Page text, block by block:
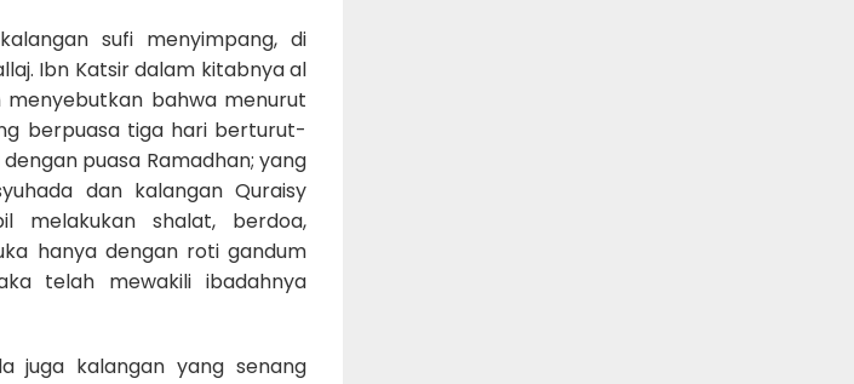
sufi menyimpang, di
Ibn Katsir dalam kitabnya al
menyebutkan bahwa menurut
berpuasa tiga hari berturut-
puasa Ramadhan; yang
dan kalangan Quraisy
melakukan shalat, berdoa,
hanya dengan roti gandum
telah mewakili ibadahnya
juga kalangan yang senang